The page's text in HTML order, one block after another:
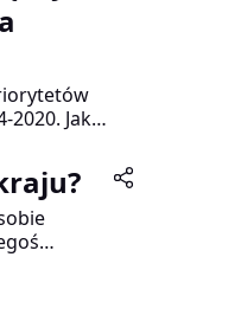
Biznesu
Jak
się
kobiet i
Funduszu
z buszu.